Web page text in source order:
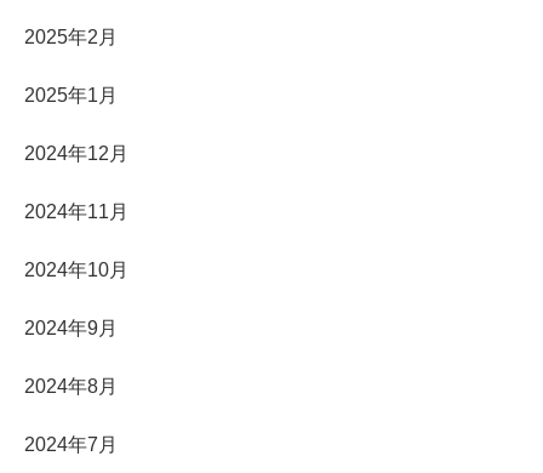
2025年2月
2025年1月
2024年12月
2024年11月
2024年10月
2024年9月
2024年8月
2024年7月